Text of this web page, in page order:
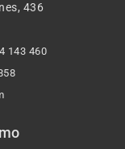
436
143 460